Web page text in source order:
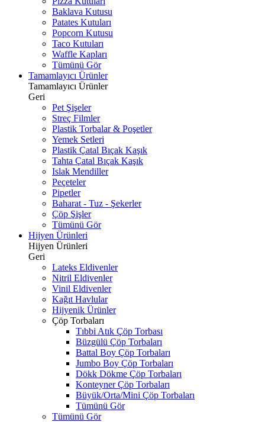
Baklava Kutusu
Patates Kutuları
Popcorn Kutusu
Taco Kutuları
Waffle Kapları
Tümünü Gör
Tamamlayıcı Ürünler
Tamamlayıcı Ürünler
Geri
Pet Şişeler
Streç Filmler
Plastik Torbalar & Poşetler
Yemek Setleri
Plastik Çatal Bıçak Kaşık
Tahta Çatal Bıçak Kaşık
Islak Mendiller
Peçeteler
Pipetler
Baharat - Tuz - Şekerler
Çöp Şişler
Tümünü Gör
Hijyen Ürünleri
Hijyen Ürünleri
Geri
Lateks Eldivenler
Nitril Eldivenler
Vinil Eldivenler
Kağıt Havlular
Hijyenik Ürünler
Çöp Torbaları
Tıbbi Atık Çöp Torbası
Büzgülü Çöp Torbaları
Battal Boy Çöp Torbaları
Jumbo Boy Çöp Torbaları
Dökk Dökme Çöp Torbaları
Konteyner Çöp Torbaları
Büyük/Orta/Mini Çöp Torbaları
Tümünü Gör
Tümünü Gör